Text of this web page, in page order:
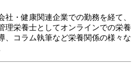
社・健康関連企業での勤務を経て、
理栄養士としてオンラインでの栄養
、コラム執筆など栄養関係の様々な